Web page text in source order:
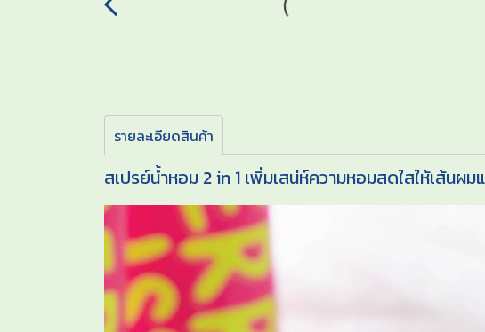
รายละเอียดสินค้า
สเปรย์น้ำหอม 2 in 1 เพิ่มเสน่ห์ความหอมสดใสให้เส้น